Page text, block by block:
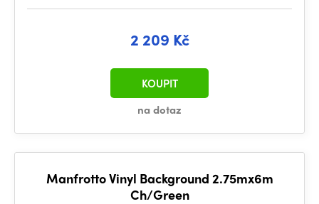
2 209 Kč
na dotaz
KOUPIT
Manfrotto Vinyl Background 2.75mx6m
Ch/Green